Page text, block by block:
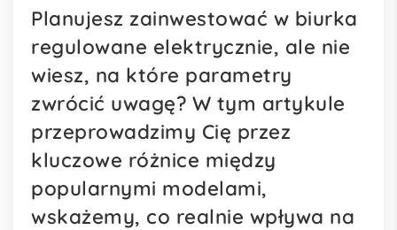
Planujesz zainwestować w biurka
regulowane elektrycznie, ale nie
wiesz, na które parametry
zwrócić uwagę? W tym artykule
przeprowadzimy Cię przez
kluczowe różnice między
popularnymi modelami,
wskażemy, co realnie wpływa na